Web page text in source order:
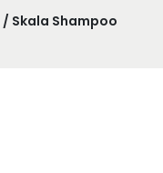
/ Skala Shampoo